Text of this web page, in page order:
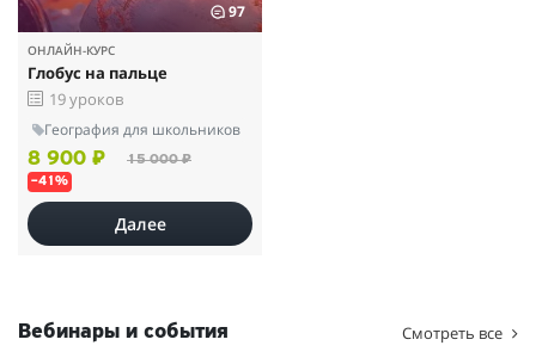
97
ОНЛАЙН-КУРС
Глобус на пальце
19 уроков
География для школьников
8 900 ₽ 15 000 ₽
–41%
Далее
Вебинары и события Смотреть все